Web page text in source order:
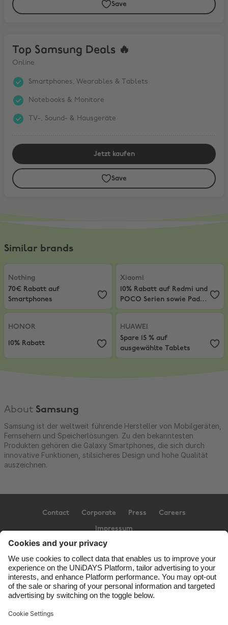
Save
Top Samsung Deals 🔥
Online
Smartphones, Wearables & Tablets
Notebooks & Monitore
TV-, Sound- & Hausgeräte
Jetzt kaufen
Save
Similar brands
Nothing
70€ Rabatt auf Smartphones
Nothing
70€ Rabatt auf
Smartphones
Xiaomi
10% Rabatt auf Redmi
Xiaomi
10% Rabatt auf Redmi und
POCO Serien sowie Pad-
Produkte
HONOR
HONOR
10% Rabatt
HUAWEI
Spare 15 % auf
HUAWEI
Spare 15 % auf
ausgewählte Tablets
About Samsung
Samsung ist der weltweit führende Hersteller von Mobilgeräten,
Fernsehern und Speicherlösungen. Zu den bekanntesten
Produkten gehören die Galaxy Smartphones, die sich durch
innovative Funktionen, stilsicheres Design und hohe Qualität
auszeichnen.
Contact Corporate Press Careers
Impressum